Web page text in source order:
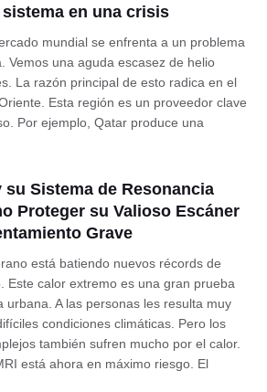
en una crisis
mundial se enfrenta a un problema
Vemos una aguda escasez de helio
La razón principal de esto radica en el
Esta región es un proveedor clave
Por ejemplo, Qatar produce una
Sistema de Resonancia
Proteger su Valioso Escáner
Grave
está batiendo nuevos récords de
Este calor extremo es una gran prueba
urbana. A las personas les resulta muy
condiciones climáticas. Pero los
también sufren mucho por el calor.
está ahora en máximo riesgo. El